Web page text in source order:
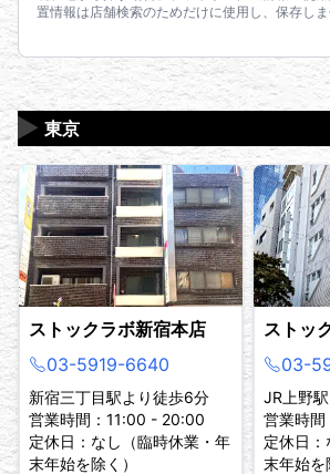
置情報は店舗検索のためだけに使用し、保存しま
東京
▶
ストックラボ新宿本店
03-5919-6640
新宿三丁目駅より徒歩6分
営業時間：11:00 - 20:00
定休日：なし（臨時休業・年
末年始を除く）
ストッ
03-
JR上野
営業時
定休日
末年始を